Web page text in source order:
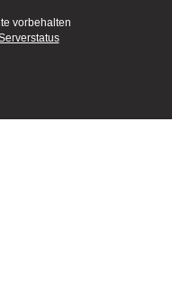
vorbehalten